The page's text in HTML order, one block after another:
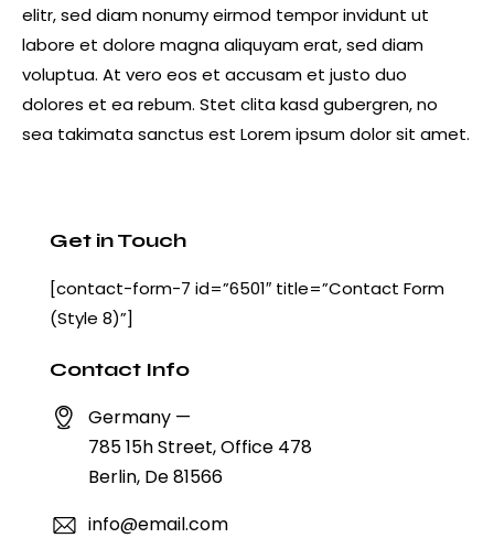
elitr, sed diam nonumy eirmod tempor invidunt ut
labore et dolore magna aliquyam erat, sed diam
voluptua. At vero eos et accusam et justo duo
dolores et ea rebum. Stet clita kasd gubergren, no
sea takimata sanctus est Lorem ipsum dolor sit amet.
Get in Touch
[contact-form-7 id=”6501″ title=”Contact Form
(Style 8)”]
Contact Info
Germany —
785 15h Street, Office 478
Berlin, De 81566
info@email.com